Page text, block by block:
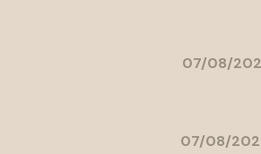
07/08/
07/08/